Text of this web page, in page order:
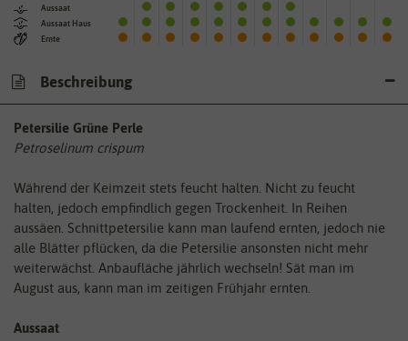
Aussaat
Aussaat Haus
Ernte
Beschreibung
Petersilie Grüne Perle
Petroselinum crispum
Während der Keimzeit stets feucht halten. Nicht zu feucht
halten, jedoch empfindlich gegen Trockenheit. In Reihen
aussäen. Schnittpetersilie kann man laufend ernten, jedoch nie
alle Blätter pflücken, da die Petersilie ansonsten nicht mehr
weiterwächst. Anbaufläche jährlich wechseln! Sät man im
August aus, kann man im zeitigen Frühjahr ernten.
Aussaat